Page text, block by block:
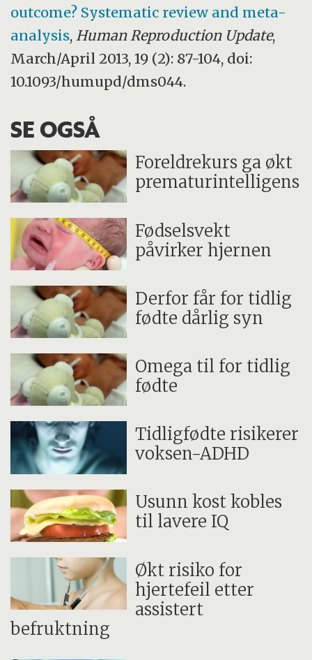
outcome? Systematic review and meta-
analysis, Human Reproduction Update,
March/April 2013, 19 (2): 87-104, doi:
10.1093/humupd/dms044.
SE OGSÅ
Foreldrekurs ga økt
prematurintelligens
Fødselsvekt
påvirker hjernen
Derfor får for tidlig
fødte dårlig syn
Omega til for tidlig
fødte
Tidligfødte risikerer
voksen-ADHD
Usunn kost kobles
til lavere IQ
Økt risiko for
hjertefeil etter
assistert
befruktning